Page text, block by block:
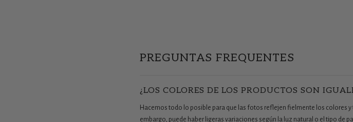
PREGUNTAS FREQUENTES
¿LOS COLORES DE LOS PRODUCTOS SON
Hacemos todo lo posible para que las fotos reflejen fielmente los colores y
embargo, puede haber ligeras variaciones según la luz natural o el tipo de